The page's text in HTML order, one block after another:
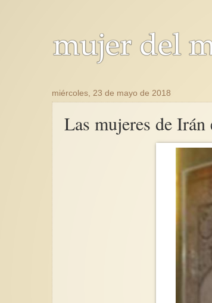
miércoles, 23 de mayo de 2018
Las mujeres de